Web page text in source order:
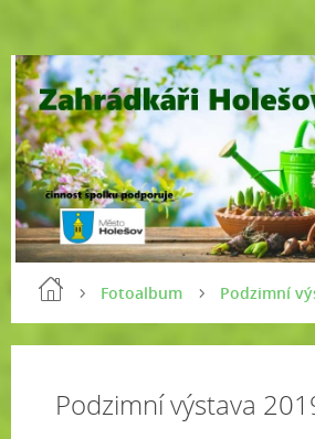
Fotoalbum Podzimní
Podzimní výstava